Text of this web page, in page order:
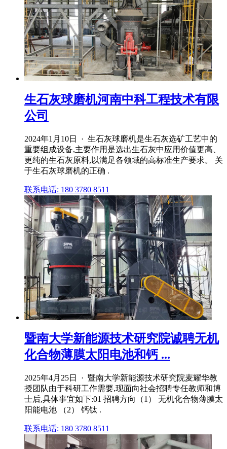
生石灰球磨机河南中科工程技术有限
公司
2024年1月10日 · 生石灰球磨机是生石灰选矿工艺中的
重要组成设备,主要作用是选出生石灰中应用价值更高、
更纯的生石灰原料,以满足各领域的高标准生产要求。 关
于生石灰球磨机的正确 .
联系电话: 180 3780 8511
暨南大学新能源技术研究院诚聘无机
化合物薄膜太阳电池和钙 ...
2025年4月25日 · 暨南大学新能源技术研究院麦耀华教
授团队由于科研工作需要,现面向社会招聘专任教师和博
士后,具体事宜如下:01 招聘方向（1） 无机化合物薄膜太
阳能电池 （2） 钙钛 .
联系电话: 180 3780 8511